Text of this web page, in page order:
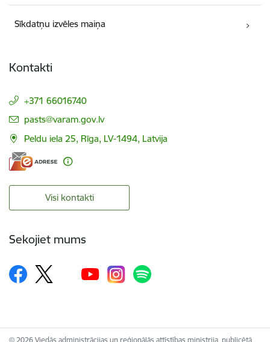
Sīkdatņu izvēles maiņa
Kontakti
+371 66016740
E-pasts:
pasts@varam.gov.lv
Peldu iela 25, Rīga, LV-1494, Latvija
Visi kontakti
Sekojiet mums
© 2026 Viedās administrācijas un reģionālās attīstības ministrija, publicētā